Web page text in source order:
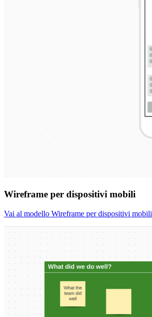
Wireframe per dispositivi mobili
Vai al modello Wireframe per dispositivi mobili